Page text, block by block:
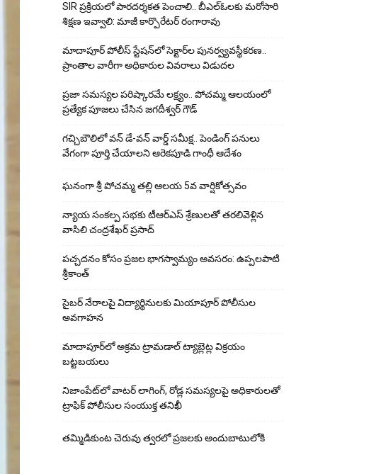
SIR ప్రక్రియలో పారదర్శకత పెంచాలి.. బీఎల్ఓలకు మరోసారి
శిక్షణ ఇవ్వాలి: మాజీ కార్పొరేటర్ రంగారావు
మాదాపూర్ పోలీస్‌ స్టేషన్‌లో సెక్టార్‌ల పునర్వ్యవస్థీకరణ..
ప్రాంతాల వారీగా అధికారుల వివరాలు విడుదల
ప్రజా సమస్యల పరిష్కారమే లక్ష్యం.. పోచమ్మ ఆలయంలో
ప్రత్యేక పూజలు చేసిన జగదీశ్వర్ గౌడ్
గచ్చిబౌలిలో వన్ డే-వన్ వార్డ్ సమీక్ష.. పెండింగ్ పనులు
వేగంగా పూర్తి చేయాలని ఆరెకపూడి గాంధీ ఆదేశం
ఘ‌నంగా శ్రీ పోచమ్మ త‌ల్లి ఆలయ 5వ వార్షికోత్సవం
న్యాయ సంక‌ల్ప స‌భ‌కు టీఆర్ఎస్ శ్రేణుల‌తో త‌ర‌లివెళ్లిన
వాసిలి చంద్ర‌శేఖ‌ర్ ప్ర‌సాద్
పచ్చదనం కోసం ప్రజల భాగస్వామ్యం అవసరం: ఉప్పలపాటి
శ్రీకాంత్
సైబర్ నేరాలపై విద్యార్థినులకు మియాపూర్ పోలీసుల
అవగాహన
మాదాపూర్‌లో అక్రమ ట్రామడాల్ ట్యాబ్లెట్ల విక్రయం
బట్టబయలు
నిజాంపేట్‌లో వాటర్ లాగింగ్, రోడ్ల సమస్యలపై అధికారులతో
ట్రాఫిక్ పోలీసుల సంయుక్త తనిఖీ
తమ్మిడికుంట చెరువు త్వరలో ప్రజలకు అందుబాటులోకి